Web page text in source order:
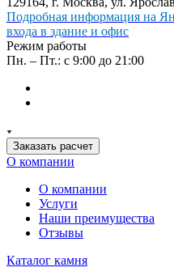
Подробная информация на
входа в здание и офис
Режим работы
Пн. – Пт.: с 9:00 до 21:00
Заказать расчет
О компании
О компании
Услуги
Наши преимущества
Отзывы
Каталог камня